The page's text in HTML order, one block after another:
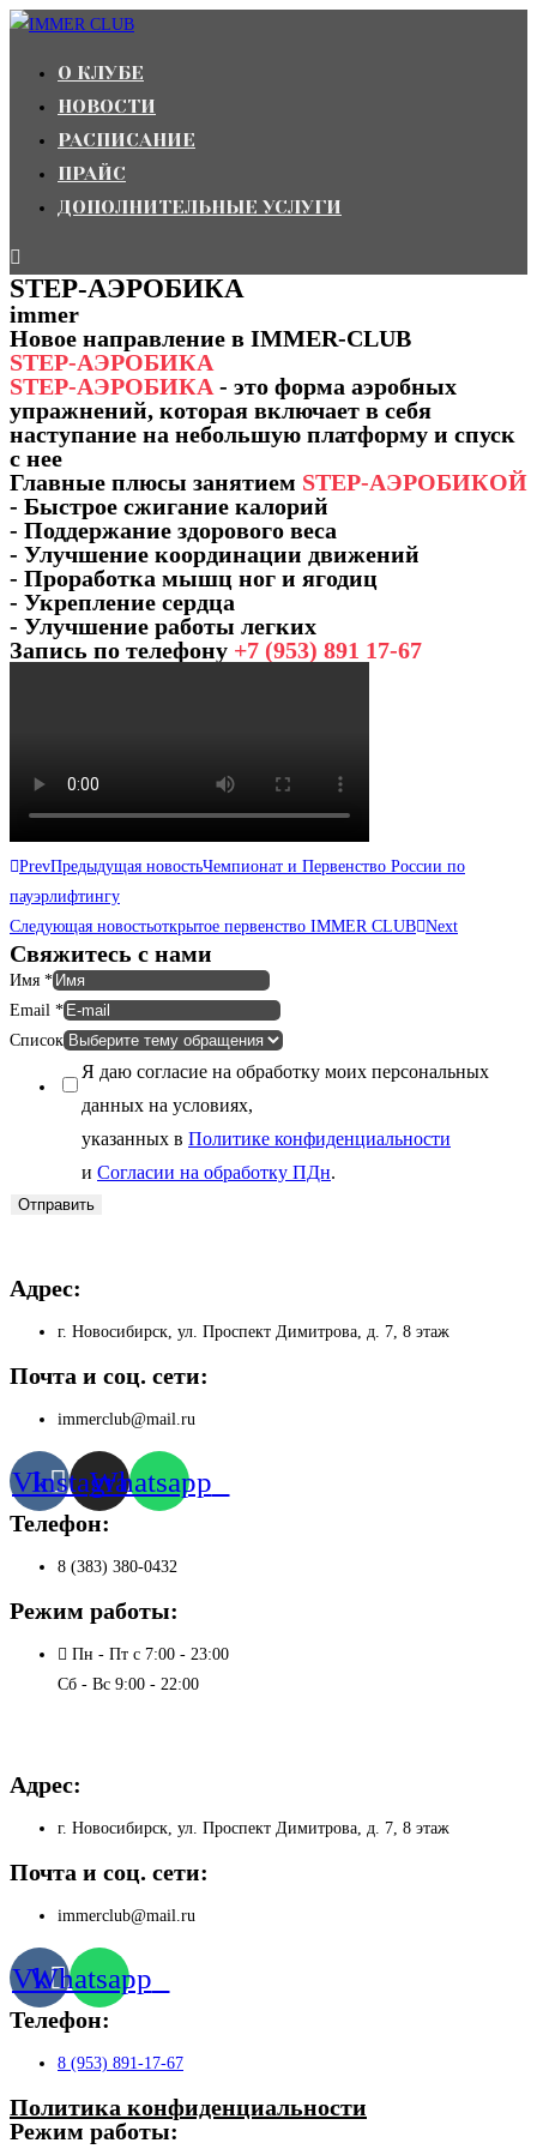
Перейти
содержимому
О КЛУБЕ
НОВОСТИ
РАСПИСАНИЕ
ПРАЙС
ДОПОЛНИТЕЛЬНЫЕ УСЛУГИ
STEP-АЭРОБИКА
immer
Новое направление в IMMER-CLUB
STEP-АЭРОБИКА
STEP-АЭРОБИКА - это форма аэробных
упражнений, которая включает в себя
наступание на небольшую платформу и спуск
с нее
Главные плюсы занятием STEP-АЭРОБИКОЙ
- Быстрое сжигание калорий
- Поддержание здорового веса
- Улучшение координации движений
- Проработка мышц ног и ягодиц
- Укрепление сердца
- Улучшение работы легких
Запись по телефону +7 (953) 891 17-67
PrevПредыдущая новостьЧемпионат и Первенство России по
пауэрлифтингу
Следующая новостьоткрытое первенство IMMER CLUB Next
Свяжитесь с нами
Имя *
Email *
Список
Я даю согласие на обработку моих персональных
данных на условиях,
указанных в Политике конфиденциальности
и Согласии на обработку ПДн.
Отправить
Адрес:
г. Новосибирск, ул. Проспект Димитрова, д. 7, 8 этаж
Почта и соц. сети:
immerclub@mail.ru
VkInstagramWhatsapp
Телефон:
8 (383) 380-0432
Режим работы:
Пн - Пт с 7:00 - 23:00
Сб - Вс 9:00 - 22:00
Адрес:
г. Новосибирск, ул. Проспект Димитрова, д. 7, 8 этаж
Почта и соц. сети:
immerclub@mail.ru
VkWhatsapp
Телефон:
8 (953) 891-17-67
Политика конфиденциальности
Режим работы: